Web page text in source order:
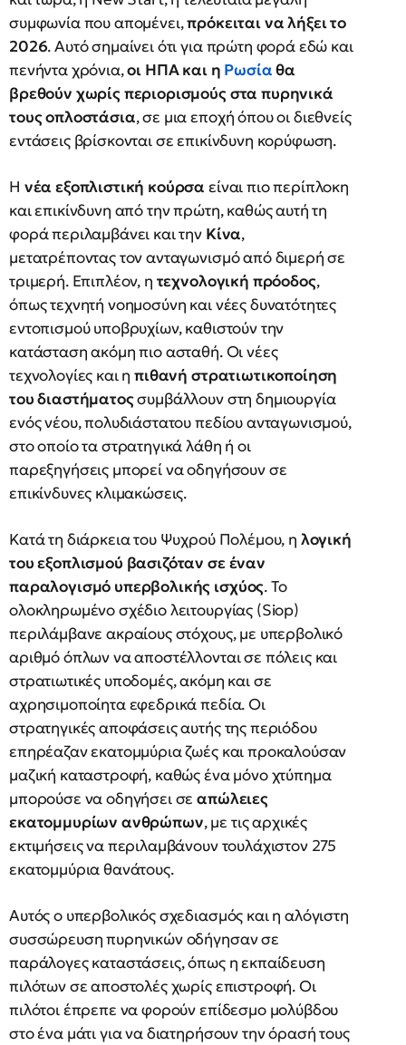
συμφωνία που απομένει,πρόκειται να λήξει το
2026. Αυτό σημαίνει ότι για πρώτη φορά εδώ και
πενήντα χρόνια,οι ΗΠΑ και η Ρωσίαθα
βρεθούν χωρίς περιορισμούς στα πυρηνικά
τους οπλοστάσια, σε μια εποχή όπου οι διεθνείς
εντάσεις βρίσκονται σε επικίνδυνη κορύφωση.
Η νέα εξοπλιστική κούρσα είναι πιο περίπλοκη
και επικίνδυνη από την πρώτη, καθώς αυτή τη
φορά περιλαμβάνει και την Κίνα,
μετατρέποντας τον ανταγωνισμό από διμερή σε
τριμερή. Επιπλέον, η τεχνολογική πρόοδος,
όπως τεχνητή νοημοσύνη και νέες δυνατότητες
εντοπισμού υποβρυχίων, καθιστούν την
κατάσταση ακόμη πιο ασταθή. Οι νέες
τεχνολογίες και ηπιθανή στρατιωτικοποίηση
του διαστήματοςσυμβάλλουν στη δημιουργία
ενός νέου, πολυδιάστατου πεδίου ανταγωνισμού,
στο οποίο τα στρατηγικά λάθη ή οι
παρεξηγήσεις μπορεί να οδηγήσουν σε
επικίνδυνες κλιμακώσεις.
Κατά τη διάρκεια του Ψυχρού Πολέμου, η λογική
του εξοπλισμού βασιζόταν σε έναν
παραλογισμό υπερβολικής ισχύος. Το
ολοκληρωμένο σχέδιο λειτουργίας (Siop)
περιλάμβανε ακραίους στόχους, με υπερβολικό
αριθμό όπλων να αποστέλλονται σε πόλεις και
στρατιωτικές υποδομές, ακόμη και σε
αχρησιμοποίητα εφεδρικά πεδία. Οι
στρατηγικές αποφάσεις αυτής της περιόδου
επηρέαζαν εκατομμύρια ζωές και προκαλούσαν
μαζική καταστροφή, καθώς ένα μόνο χτύπημα
μπορούσε να οδηγήσει σεαπώλειες
εκατομμυρίων ανθρώπων, με τις αρχικές
εκτιμήσεις να περιλαμβάνουν τουλάχιστον 275
εκατομμύρια θανάτους.
Αυτός ο υπερβολικός σχεδιασμός και η αλόγιστη
συσσώρευση πυρηνικών οδήγησαν σε
παράλογες καταστάσεις, όπως η εκπαίδευση
πιλότων σε αποστολές χωρίς επιστροφή. Οι
πιλότοι έπρεπε να φορούν επίδεσμο μολύβδου
στο ένα μάτι για να διατηρήσουν την όρασή τους